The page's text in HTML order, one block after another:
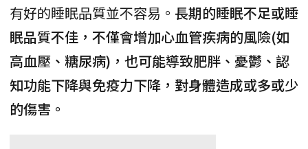
有好的睡眠品質並不容易。 長期的睡眠不足或睡
眠品質不佳，不僅會增加心血管疾病的風險(如
高血壓、糖尿病)，也可能導致肥胖、憂鬱、認
知功能下降與免疫力下降，對身體造成或多或少
的傷害。